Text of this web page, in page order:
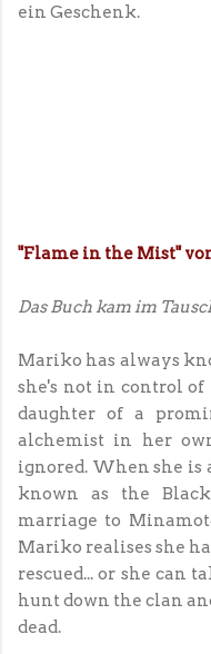
ein Geschenk.
"Flame in the Mist"
Das Buch kam im
Mariko has always
she's not in control
daughter of a
alchemist in her
ignored. When she is
known as the
marriage to
Mariko realises she
rescued... or she can
hunt down the clan
dead.